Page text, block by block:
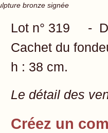
bronze signée
Lot n° 319 -
Cachet du
h : 38 cm.
Le détail des
Créez un